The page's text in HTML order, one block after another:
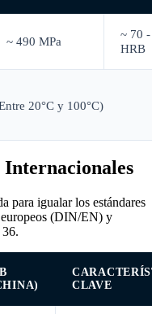
~ 490 MPa
~ 70
HRB
20°C y 100°C)
para igualar los estándares
(DIN/EN) y
CLAVE